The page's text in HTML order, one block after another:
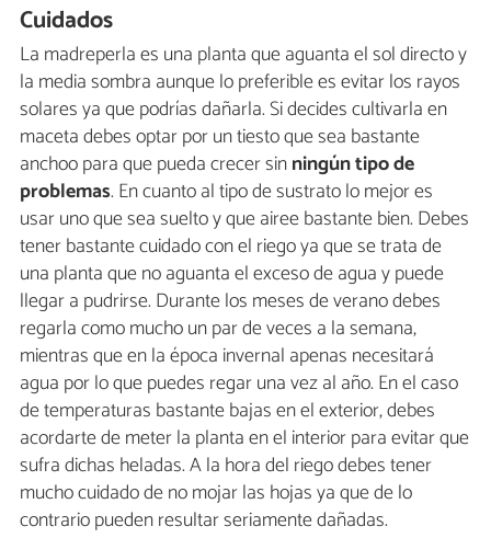
Cuidados
La madreperla es una planta que aguanta el sol directo y
la media sombra aunque lo preferible es evitar los rayos
solares ya que podrías dañarla. Si decides cultivarla en
maceta debes optar por un tiesto que sea bastante
anchoo para que pueda crecer sinningún tipo de
problemas. En cuanto al tipo de sustrato lo mejor es
usar uno que sea suelto y que airee bastante bien. Debes
tener bastante cuidado con el riego ya que se trata de
una planta que no aguanta el exceso de agua y puede
llegar a pudrirse. Durante los meses de verano debes
regarla como mucho un par de veces a la semana,
mientras que en la época invernal apenas necesitará
agua por lo que puedes regar una vez al año. En el caso
de temperaturas bastante bajas en el exterior, debes
acordarte de meter la planta en el interior para evitar que
sufra dichas heladas. A la hora del riego debes tener
mucho cuidado de no mojar las hojas ya que de lo
contrario pueden resultar seriamente dañadas.